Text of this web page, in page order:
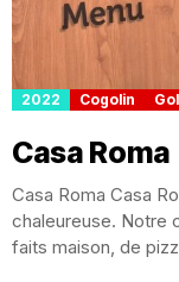
2022 Cogolin
Casa Roma
Casa Roma Casa
chaleureuse. Notre
faits maison, de